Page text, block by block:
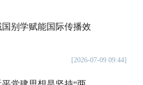
别学赋能国际传播效
[2026-07-09 09:44]